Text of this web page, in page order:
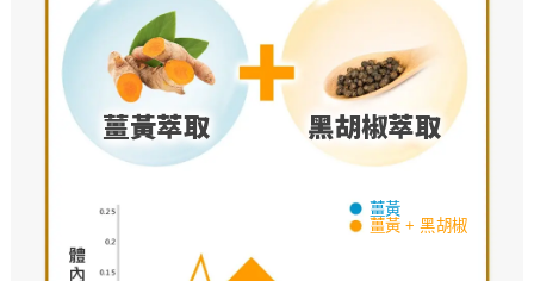
薑黃萃取 黑胡椒萃取
薑黃
薑黃 + 黑胡椒